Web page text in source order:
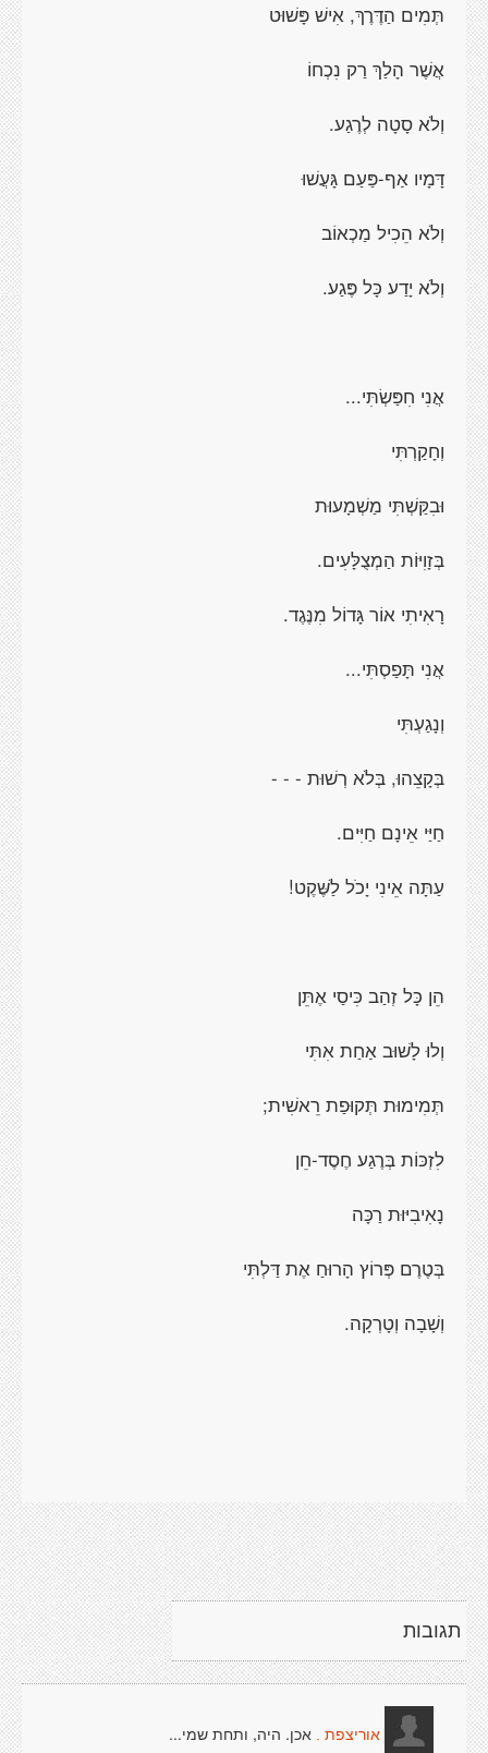
תְּמִים הַדֶּרֶךְ, אִישׁ פָּשׁוּט
אֲשֶׁר הָלַךְ רַק נִכְחוֹ
וְלֹא סָטָה לְרֶגַע.
דָּמָיו אַף-פַּעַם גָּעֲשׁוּ
וְלֹא הֵכִיל מַכְאוֹב
וְלֹא יָדַע כָּל פֶּגַע.
אֲנִי חִפַּשְׂתִּי...
וְחָקַרְתִּי
וּבִקַּשְׁתִּי מַשְׁמָעוּת
בְּזָוִיּוֹת הַמְצֻלָּעִים.
רָאִיתִי אוֹר גָּדוֹל מִנֶּגֶד.
אֲנִי תָּפַסְתִּי...
וְנָגַעְתִּי
בְּקָצֵהוּ, בְּלֹא רְשׁוּת - - -
חַיַּי אֵינָם חַיִּים.
עַתָּה אֵינִי יָכֹל לַשֶּׁקֶט!
הֵן כָּל זְהַב כִּיסַי אֶתֵּן
וְלוּ לָשׁוּב אַחַת אִתִּי
תְּמִימוּת תְּקוּפַת רֵאשִׁית;
לִזְכּוֹת בְּרֶגַע חֶסֶד-חֵן
נָאִיבִיּוּת רַכָּה
בְּטֶרֶם פְּרוֹץ הָרוּחַ אֶת דַּלְתִּי
וְשָׁבָה וְטָרְקָה.
תגובות
אוריצפת . אכן. היה, ותחת שמי...